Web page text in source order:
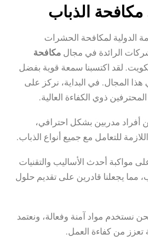
مكافحة الذباب
الدولية لمكافحة الحشرات
الرائدة في مجال مكافحة
لقد اكتسبنا سمعة قوية بفضل
هذا المجال. في البداية، نركز على
ذوي الكفاءة العالية.
أفراد مدربين بشكل احترافي،
للتعامل مع جميع أنواع الذباب.
مواكبة أحدث الأساليب والتقنيات
مما يجعلنا قادرين على تقديم حلول
نستخدم مواد آمنة وفعالة، ونعتمد
من كفاءة العمل.